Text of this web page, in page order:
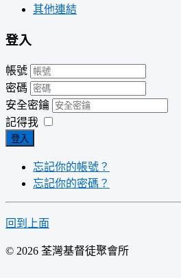
其他連結
登入
帳號
密碼
安全密鑰
記得我
登入
忘記你的帳號？
忘記你的密碼？
回到上面
© 2026 荃灣基督徒聚會所